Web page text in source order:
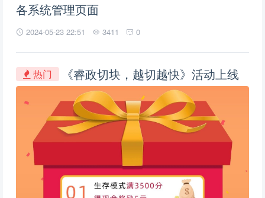
各系统管理页面
2024-05-23 22:51 3411 0
热门 《睿政切块，越切越快》活动上线